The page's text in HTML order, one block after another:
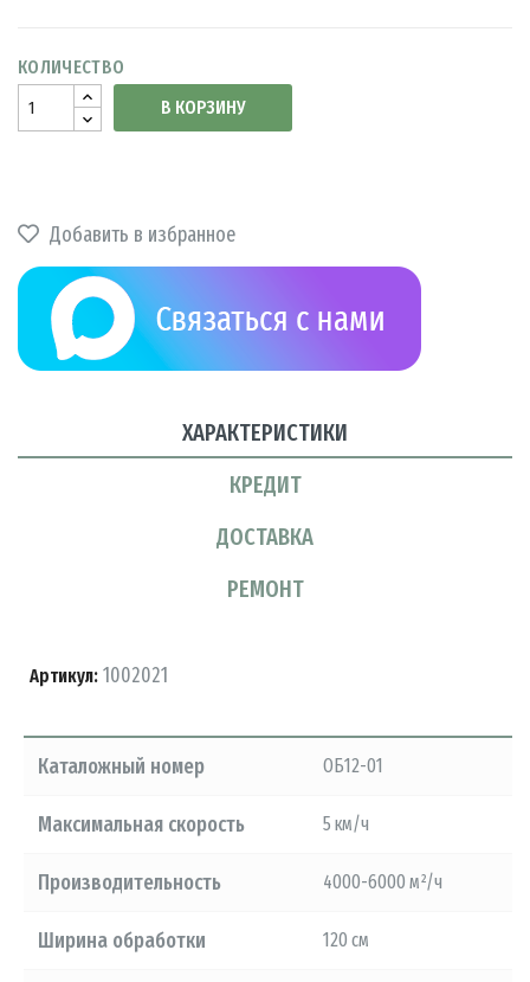
КОЛИЧЕСТВО
В КОРЗИНУ
Добавить в избранное
ХАРАКТЕРИСТИКИ
КРЕДИТ
ДОСТАВКА
РЕМОНТ
Артикул: 1002021
Каталожный номер ОБ12-01
Максимальная скорость 5 км/ч
Производительность 4000-6000 м²/ч
Ширина обработки 120 см